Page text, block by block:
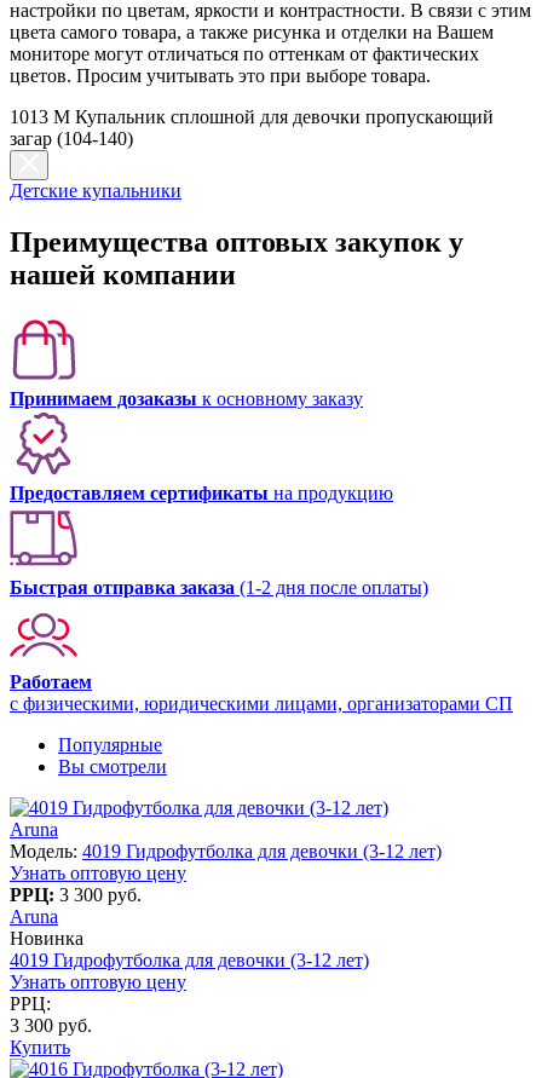
настройки по цветам, яркости и контрастности. В связи с этим
цвета самого товара, а также рисунка и отделки на Вашем
мониторе могут отличаться по оттенкам от фактических
цветов. Просим учитывать это при выборе товара.
1013 M Купальник сплошной для девочки пропускающий
загар (104-140)
Детские купальники
Преимущества оптовых закупок у
нашей компании
Принимаем дозаказы к основному заказу
Предоставляем сертификаты на продукцию
Быстрая отправка заказа (1-2 дня после оплаты)
Работаем
с физическими, юридическими лицами, организаторами СП
Популярные
Вы смотрели
Aruna
Модель: 4019 Гидрофутболка для девочки (3-12 лет)
Узнать оптовую цену
РРЦ: 3 300 руб.
Aruna
Новинка
4019 Гидрофутболка для девочки (3-12 лет)
Узнать оптовую цену
РРЦ:
3 300 руб.
Купить